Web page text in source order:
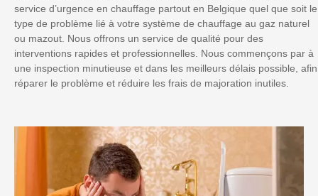
service d’urgence en chauffage partout en Belgique quel que soit le
type de problème lié à votre système de chauffage au gaz naturel
ou mazout. Nous offrons un service de qualité pour des
interventions rapides et professionnelles. Nous commençons par à
une inspection minutieuse et dans les meilleurs délais possible, afin
réparer le problème et réduire les frais de majoration inutiles.